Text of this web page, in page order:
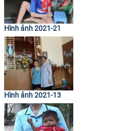
Hình ảnh 2021-21
Hình ảnh 2021-13